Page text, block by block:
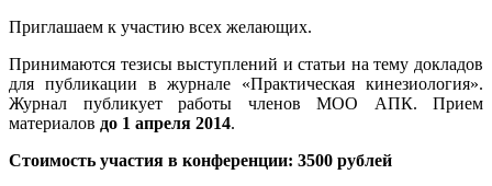
Приглашаем к участию всех желающих.
Принимаются тезисы выступлений и статьи на тему докладов
для публикации в журнале «Практическая кинезиология».
Журнал публикует работы членов МОО АПК. Прием
материалов до 1 апреля 2014.
Стоимость участия в конференции: 3500 рублей